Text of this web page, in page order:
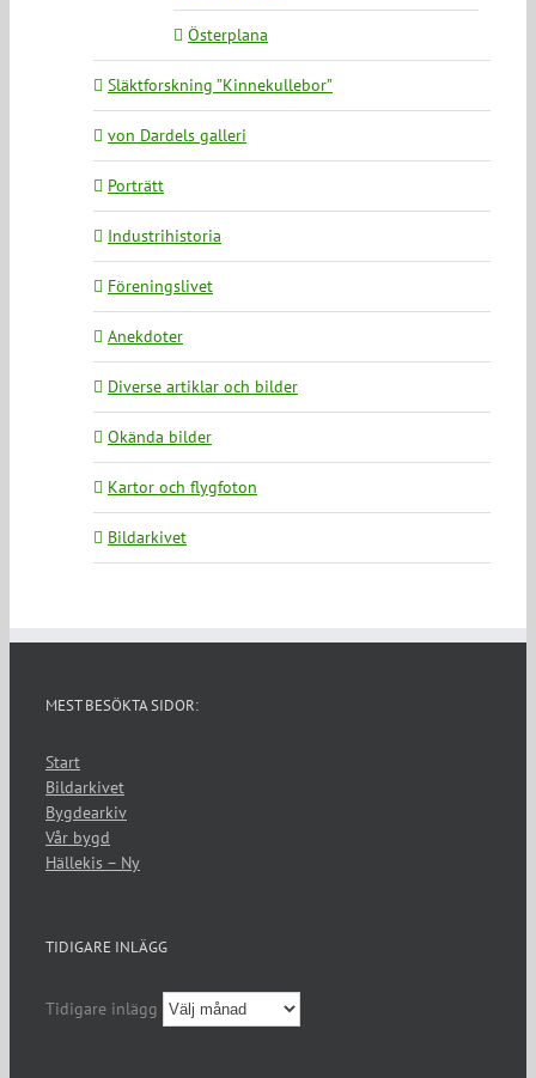
Österplana
Släktforskning ”Kinnekullebor”
von Dardels galleri
Porträtt
Industrihistoria
Föreningslivet
Anekdoter
Diverse artiklar och bilder
Okända bilder
Kartor och flygfoton
Bildarkivet
MEST BESÖKTA SIDOR:
Start
Bildarkivet
Bygdearkiv
Vår bygd
Hällekis – Ny
TIDIGARE INLÄGG
Tidigare inlägg